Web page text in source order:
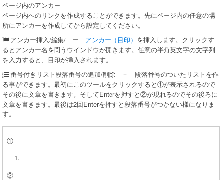
ページ内のアンカー
ページ内へのリンクを作成することができます。先にページ内の任意の場
所にアンカーを作成してから設定してください。
アンカー挿入/編集/ ー アンカー（目印） を挿入します。クリックす
るとアンカー名を問うウインドウが開きます。任意の半角英文字の文字列
を入力すると、目印が挿入されます。
番号付きリスト 段落番号の追加/削除 － 段落番号のついたリストを作
る事ができます。最初にこのツールをクリックすると①が表示されるので
その後に文章を書きます。そしてEnterを押すと②が現れるのでその後ろに
文章を書きます。最後は2回Enterを押すと段落番号がつかない様になりま
す。
①
②